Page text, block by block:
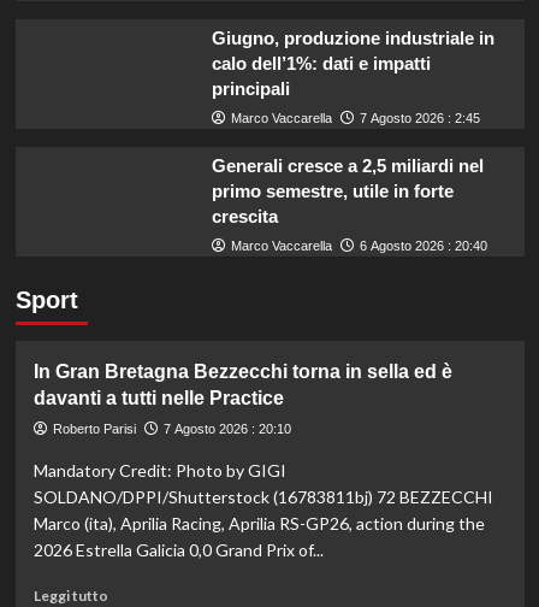
Giugno, produzione industriale in
calo dell’1%: dati e impatti
principali
Marco Vaccarella 7 Agosto 2026 : 2:45
Generali cresce a 2,5 miliardi nel
primo semestre, utile in forte
crescita
Marco Vaccarella 6 Agosto 2026 : 20:40
Sport
In Gran Bretagna Bezzecchi torna in sella ed è
davanti a tutti nelle Practice
Roberto Parisi 7 Agosto 2026 : 20:10
Mandatory Credit: Photo by GIGI
SOLDANO/DPPI/Shutterstock (16783811bj) 72 BEZZECCHI
Marco (ita), Aprilia Racing, Aprilia RS-GP26, action during the
2026 Estrella Galicia 0,0 Grand Prix of...
Leggi tuttoLeggi